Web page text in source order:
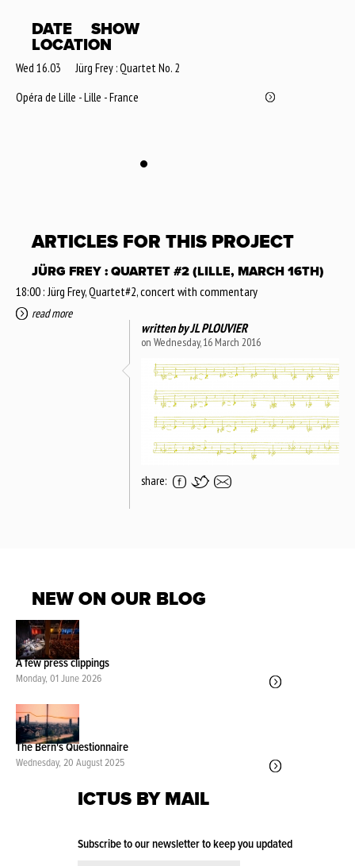
DATE
SHOW
LOCATION
Wed 16.03
Jürg Frey : Quartet No. 2
Opéra de Lille - Lille - France
ARTICLES FOR THIS PROJECT
JÜRG FREY : QUARTET #2 (LILLE, MARCH 16TH)
18:00 : Jürg Frey, Quartet#2, concert with commentary
read more
written byJL PLOUVIER
on Wednesday, 16 March 2016
share:
NEW ON OUR BLOG
A few press clippings
Monday, 01 June 2026
The Bern's Questionnaire
Wednesday, 20 August 2025
ICTUS BY MAIL
Subscribe to our newsletter to keep you updated